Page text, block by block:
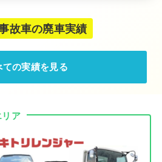
故車の廃車実績
ての実績を見る
ア